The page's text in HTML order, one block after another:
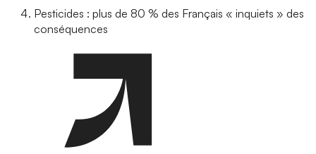
Pesticides : plus de 80 % des Français « inquiets » des
conséquences